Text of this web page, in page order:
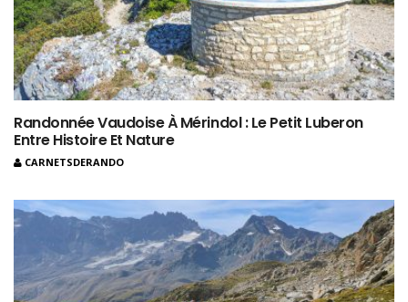
Randonnée Vaudoise À Mérindol : Le Petit Luberon
Entre Histoire Et Nature
CARNETSDERANDO